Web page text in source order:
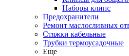
Наборы клипс
Предохранители
Ремонт маслосливных
Стяжки кабельные
Трубки термоусадочные
Еще